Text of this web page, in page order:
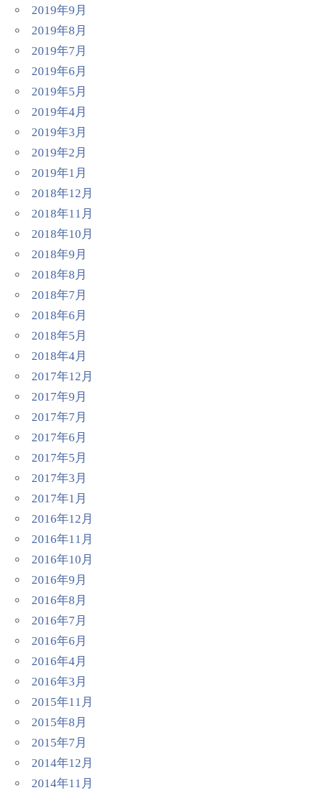
2019年9月
2019年8月
2019年7月
2019年6月
2019年5月
2019年4月
2019年3月
2019年2月
2019年1月
2018年12月
2018年11月
2018年10月
2018年9月
2018年8月
2018年7月
2018年6月
2018年5月
2018年4月
2017年12月
2017年9月
2017年7月
2017年6月
2017年5月
2017年3月
2017年1月
2016年12月
2016年11月
2016年10月
2016年9月
2016年8月
2016年7月
2016年6月
2016年4月
2016年3月
2015年11月
2015年8月
2015年7月
2014年12月
2014年11月